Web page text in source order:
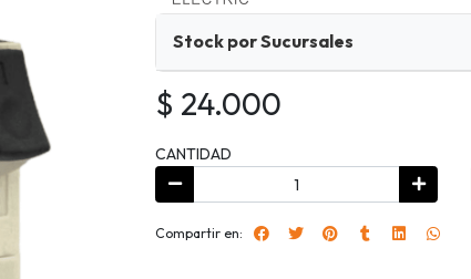
Stock por Sucursales
$ 24.000
CANTIDAD
Compartir en: